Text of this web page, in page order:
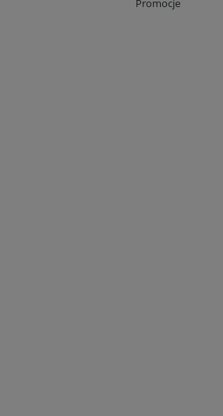
Promocje